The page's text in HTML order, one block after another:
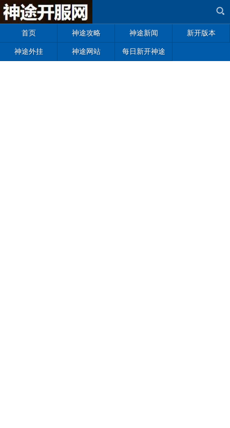
首页 神途攻略 神途新闻 新开版本
神途外挂 神途网站 每日新开神途